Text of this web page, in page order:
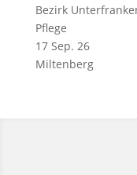
Bezirk
Pflege
17 Sep. 26
Miltenberg